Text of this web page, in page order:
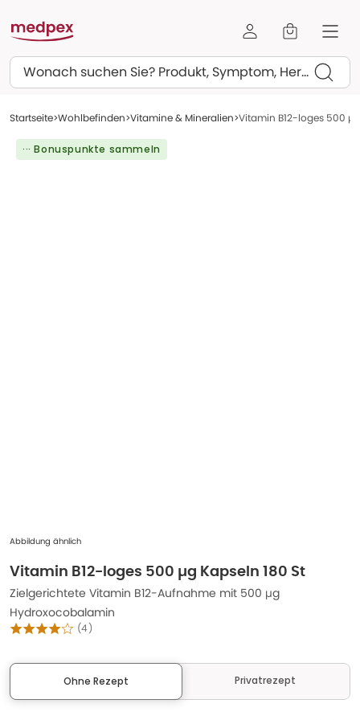
Suchen
Startseite Wohlbefinden Vitamine & Mineralien Vitamin B12-loges 500
··· Bonuspunkte sammeln
Abbildung ähnlich
Vitamin B12-loges 500 µg Kapseln 180 St
Zielgerichtete Vitamin B12-Aufnahme mit 500 µg
Hydroxocobalamin
(4)
Ohne Rezept Privatrezept